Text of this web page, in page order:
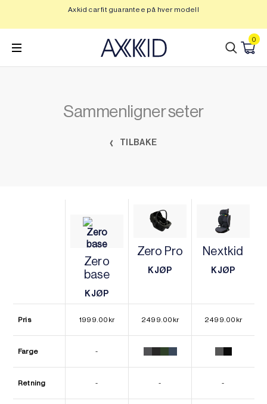
innhold
Axkid car fit guarantee på hver modell
0
Sammenligner seter
TILBAKE
Zero
base
KJØP
KJØP
Zero Pro
KJØP
Nextkid
KJØP
Pris 1999.00 kr 2499.00 kr 2499.00 kr
Farge -
Retning - - -